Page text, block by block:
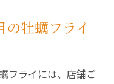
牡蠣フライ
フライには、店舗ご